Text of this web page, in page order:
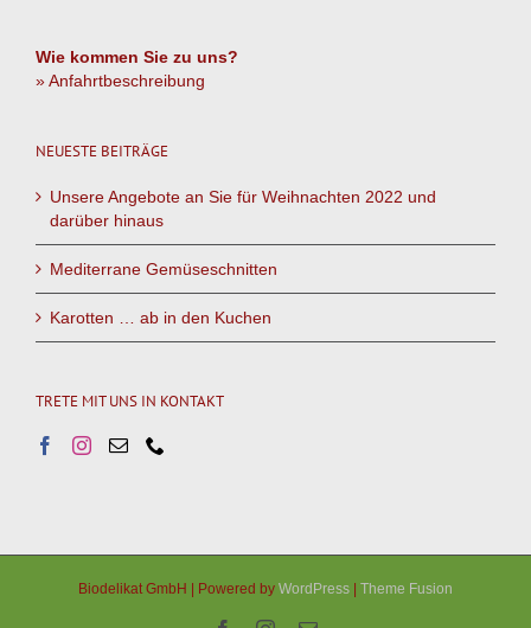
Wie kommen Sie zu uns?
» Anfahrtbeschreibung
NEUESTE BEITRÄGE
Unsere Angebote an Sie für Weihnachten 2022 und
darüber hinaus
Mediterrane Gemüseschnitten
Karotten … ab in den Kuchen
TRETE MIT UNS IN KONTAKT
Biodelikat GmbH | Powered by WordPress Theme Fusion